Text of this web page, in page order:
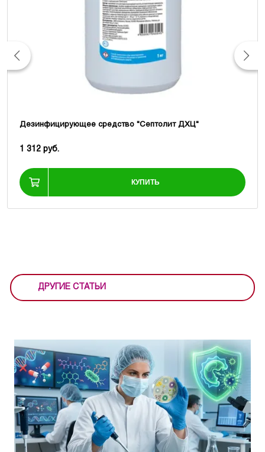
Дезинфицирующее средство "Септолит ДХЦ"
1 312 руб.
КУПИТЬ
ДРУГИЕ СТАТЬИ